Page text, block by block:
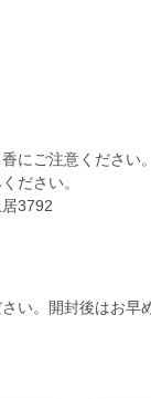
ご注意ください。
ださい。
3792
い。開封後はお